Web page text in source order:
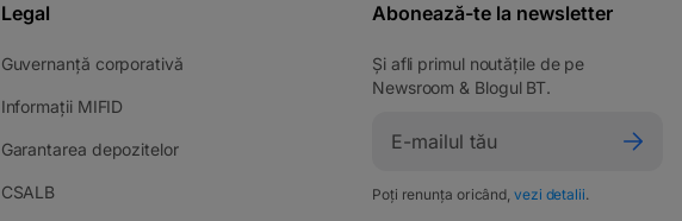
Legal
Guvernanță corporativă
Informații MIFID
Garantarea depozitelor
CSALB
Abonează-te la newsletter
Și afli primul noutățile de pe
Newsroom & Blogul BT.
Poți renunța oricând, vezi detalii.